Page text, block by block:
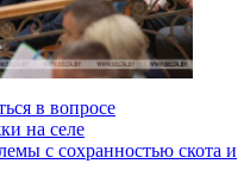
в вопросе
на селе
с сохранностью скота и